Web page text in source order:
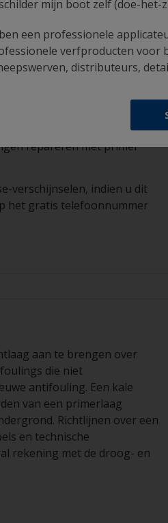
het
primer
repareren met primer
verschijnselen, indien u dit
het gratis telefoonnummer
aan te brengen over
die niet
antifouling. Een kale
van een primerlaag
Richtlijnen over een
en technische
rekening met de droog- en
mijn boot zelf (doe-het-
een professionele
verfproducten voor
distributeurs,